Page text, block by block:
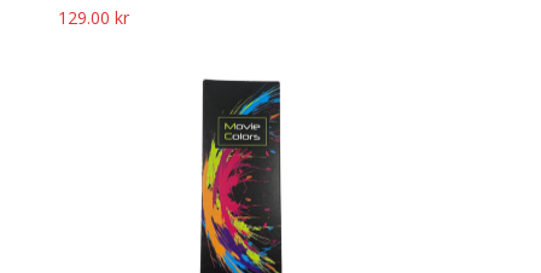
129.00 kr